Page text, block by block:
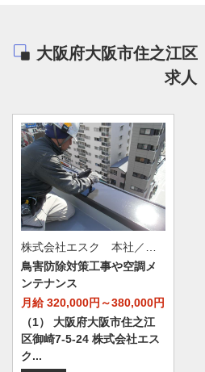
大阪府大阪市住之江区
求人
鳥害防除対策工事や空調メ
ンテナンス
月給 320,000円～380,000円
（1） 大阪府大阪市住之江
区御崎7-5-24 株式会社エス
ク...